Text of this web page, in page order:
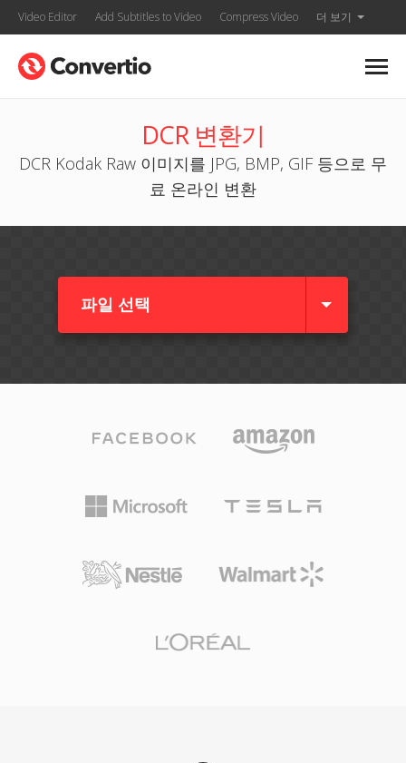
Video Editor Add Subtitles to Video Compress Video 더 보기
DCR 변환기
DCR Kodak Raw 이미지를 JPG, BMP, GIF 등으로 무
료 온라인 변환
파일 선택